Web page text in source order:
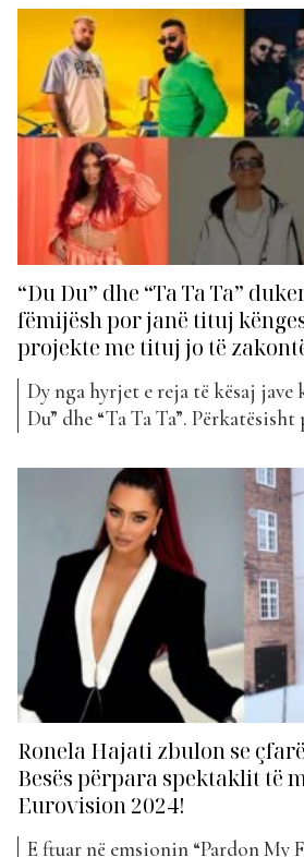
sigurisht nuk mungojnë urimet
ditëlindjes. Ronela i ka
special, ku shkruan: Gëzuar
shumë krenare...
“Du Du” dhe “Ta Ta Ta”
fëmijësh por janë tituj
projekte me tituj jo të
Dy nga hyrjet e reja të kësaj jave
Du” dhe “Ta Ta Ta”.
pazakontë apo jo?! Këto këngë
mbeten menjëherë në mendje
‘catchy’. Megjithatë, kjo nuk
Ronela Hajati zbulon se
Besës përpara spektaklit të
Eurovision 2024!
E ftuar në emsionin “Pardon My